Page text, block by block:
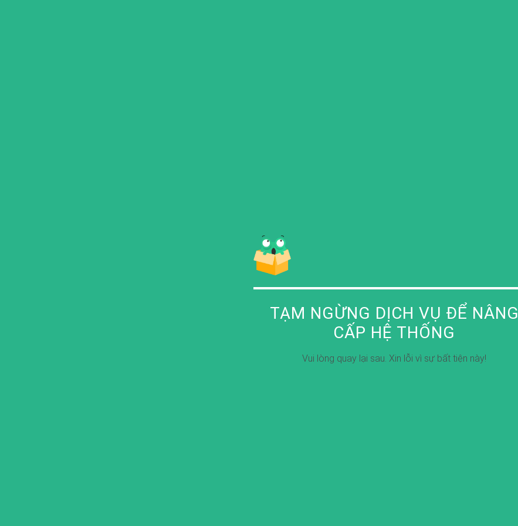
TẠM NGỪNG DỊCH VỤ ĐỂ NÂNG
CẤP HỆ THỐNG
Vui lòng quay lại sau. Xin lỗi vì sự bất tiện này!